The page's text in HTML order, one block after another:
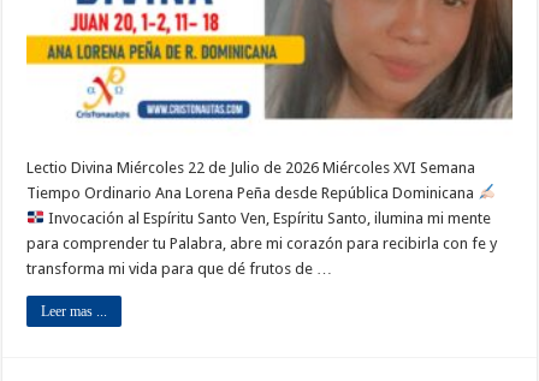
Lectio Divina Miércoles 22 de Julio de 2026 Miércoles XVI Semana
Tiempo Ordinario Ana Lorena Peña desde República Dominicana
Invocación al Espíritu Santo Ven, Espíritu Santo, ilumina mi mente
para comprender tu Palabra, abre mi corazón para recibirla con fe y
transforma mi vida para que dé frutos de …
Leer mas ...